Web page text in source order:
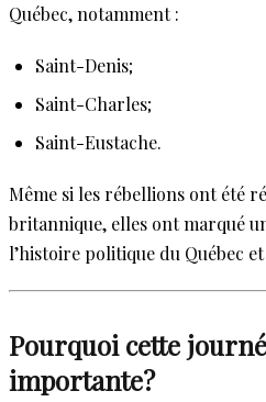
Québec, notamment :
Saint-Denis;
Saint-Charles;
Saint-Eustache.
Même si les rébellions ont été
britannique, elles ont marqué
l’histoire politique du Québec
Pourquoi cette
importante?